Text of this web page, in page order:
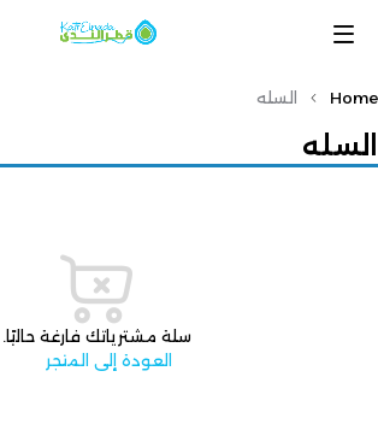
السله
Home السله
سلة مشترياتك فارغة حاليًا.
العودة إلى المتجر